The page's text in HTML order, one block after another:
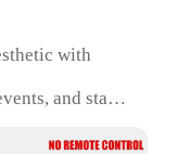
with
and stage
efficient with a